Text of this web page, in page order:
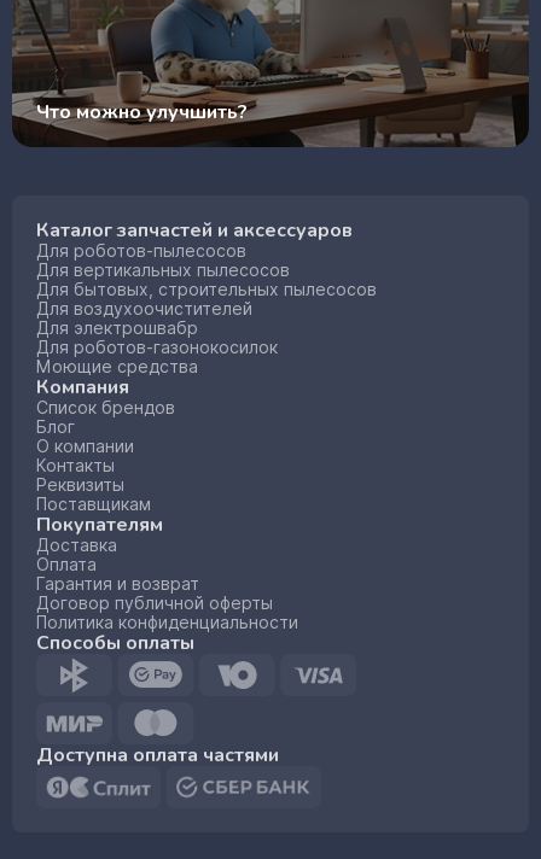
Что можно улучшить?
Каталог запчастей и аксессуаров
Для роботов-пылесосов
Для вертикальных пылесосов
Для бытовых, строительных пылесосов
Для воздухоочистителей
Для электрошвабр
Для роботов-газонокосилок
Моющие средства
Компания
Список брендов
Блог
О компании
Контакты
Реквизиты
Поставщикам
Покупателям
Доставка
Оплата
Гарантия и возврат
Договор публичной оферты
Политика конфиденциальности
Способы оплаты
Доступна оплата частями